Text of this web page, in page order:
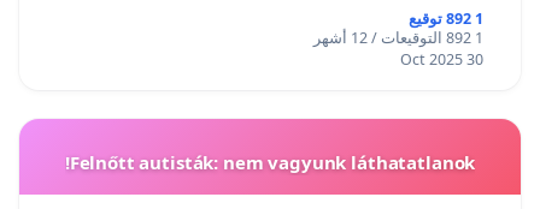
1 892 توقيع
1 892 التوقيعات / 12 أشهر
30 Oct 2025
Felnőtt autisták: nem vagyunk láthatatlanok!